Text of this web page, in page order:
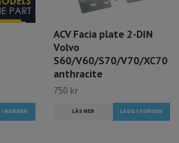
ACV Facia plate 2-DIN
Volvo
S60/V60/S70/V70/XC70
anthracite
750 kr
LÄS MER